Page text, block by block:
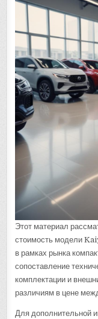
Этот материал
стоимость модели
в рамках рынка
сопоставление
комплектации и
различиям в цене
Для дополнительной